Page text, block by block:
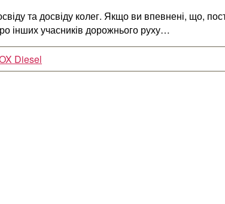
та досвіду колег. Якщо ви впевнені, що,
інших учасників дорожнього руху…
Diesel